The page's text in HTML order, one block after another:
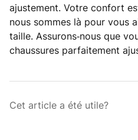
ajustement. Votre confort
nous sommes là pour vous
taille. Assurons‑nous que
chaussures parfaitement
Cet article a été utile?